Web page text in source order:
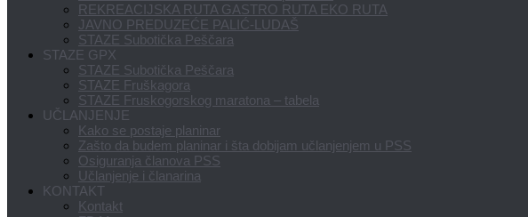
REKREACIJSKA RUTA GASTRO RUTA EKO RUTA
JAVNO PREDUZEĆE PALIĆ-LUDAŠ
STAZE Subotička Peščara
STAZE GPX
STAZE Subotička Peščara
STAZE Fruškagora
STAZE Fruskogorskog maratona – tabela
UČLANJENJE
Kako se postaje planinar
Zašto da budem planinar i šta dobijam učlanjenjem u PSS
Osiguranja članova PSS
Učlanjenje i članarina
KONTAKT
Kontakt